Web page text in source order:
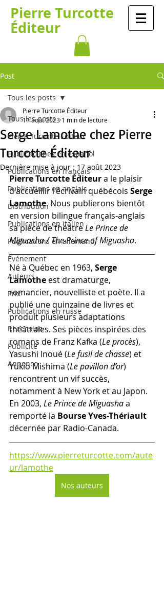
​​​​Pierre Turcotte​​​
Éditeur
Post
Tous les posts
Pierre Turcotte Éditeur
Publicaciones en español
Publications en français
Publications en anglais
Distribution
Publications en italien
Publications en allemand
Événement
Auteurs
Prix
Publications en russe
Recension
Publicité
Annonce
Tous les posts
Serge Lamothe chez Pierre
Turcotte Éditeur
Pierre Turcotte Éditeur
11 août 2023 1 min de lecture
Dernière mise à jour : 17 août 2023
Pierre Turcotte Éditeur a le plaisir
d'accueillir l'écrivain québécois Serge
Lamothe. Nous publierons bientôt
en version bilingue français-anglais
sa pièce de théâtre Le Prince de
Miguasha / The Prince of Miguasha.
Né à Québec en 1963, Serge
Lamothe est dramaturge,
romancier, nouvelliste et poète. Il a
publié une quinzaine de livres et
produit plusieurs adaptations
théâtrales. Ses pièces inspirées des
romans de Franz Kafka (Le procès),
Yasushi Inoué (Le fusil de chasse) et
Yukio Mishima (Le pavillon d’or)
rencontrent un vif succès,
notamment à New York et au Japon.
En 2003, Le Prince de Miguasha a
remporté la Bourse Yves-Thériault
décernée par Radio-Canada.
https://www.pierreturcotte.com/aute
ur/lamothe
Nos auteurs